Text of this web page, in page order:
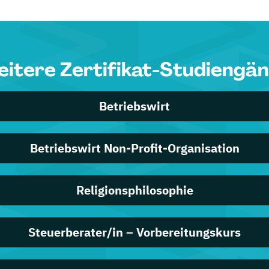
Zertifikat-
Betriebswirt
Betriebswirt Non-Profit-Organisation
Religionsphilosophie
Steuerberater/in – Vorbereitungskurs